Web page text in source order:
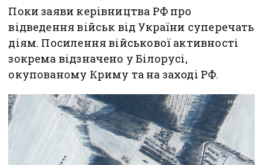
Поки заяви керівництва РФ про
відведення військ від України суперечать
діям. Посилення військової активності
зокрема відзначено у Білорусі,
окупованому Криму та на заході РФ.